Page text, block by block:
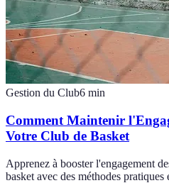
Gestion du Club6 min
Comment Maintenir
Votre Club de Basket
Apprenez à booster l'engagement
basket avec des méthodes pratiques